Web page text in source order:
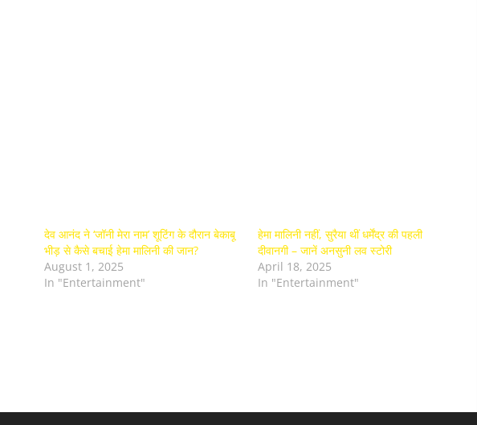
देव आनंद ने ‘जॉनी मेरा नाम’ शूटिंग के दौरान बेकाबू
भीड़ से कैसे बचाई हेमा मालिनी की जान?
August 1, 2025
In "Entertainment"
हेमा मालिनी नहीं, सुरैया थीं धर्मेंद्र की पहली
दीवानगी – जानें अनसुनी लव स्टोरी
April 18, 2025
In "Entertainment"